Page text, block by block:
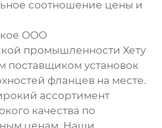
соотношение цены и
ООО
промышленности Хету
поставщикомустановок
фланцев на месте.
ассортимент
качества по